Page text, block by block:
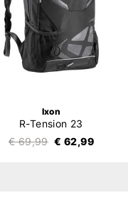
Ixon
R-Tension 23
€ 69,99 € 62,99